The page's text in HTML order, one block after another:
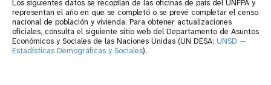
Los siguientes datos se recopilan de las oficinas de país del UNFPA y
representan el año en que se completó o se prevé completar el censo
nacional de población y vivienda. Para obtener actualizaciones
oficiales, consulta el siguiente sitio web del Departamento de Asuntos
Económicos y Sociales de las Naciones Unidas (UN DESA: UNSD —
Estadísticas Demográficas y Sociales).